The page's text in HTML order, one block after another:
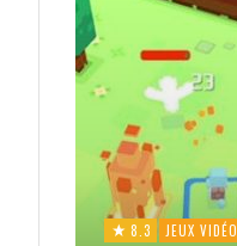
8.3 JEUX VIDÉO